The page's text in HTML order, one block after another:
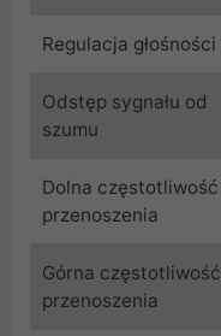
Regulacja głośności
Odstęp sygnału od
szumu
Dolna częstotliwość
przenoszenia
Górna częstotliwość
przenoszenia